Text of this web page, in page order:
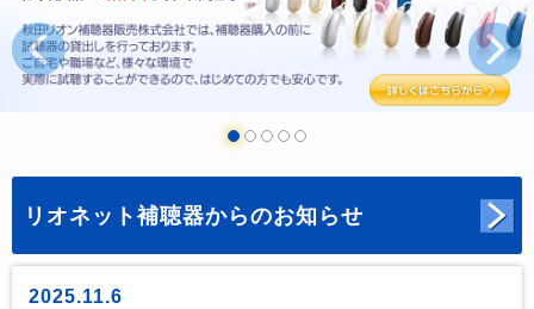
リオネット補聴器からのお知らせ
2025.11.6